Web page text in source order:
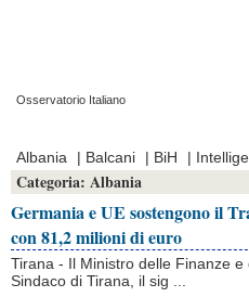
Osservatorio Italiano
Albania
| Balcani | BiH |
Categoria: Albania
Germania e UE sostengono il
con 81,2 milioni di euro
Tirana - Il Ministro delle Finanze
Sindaco di Tirana, il sig ...